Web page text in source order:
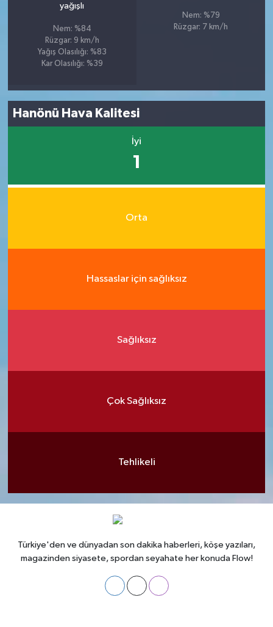
yağışlı
Nem: %84
Rüzgar: 9 km/h
Yağış Olasılığı: %83
Kar Olasılığı: %39
Nem: %79
Rüzgar: 7 km/h
Hanönü Hava Kalitesi
İyi
1
Orta
Hassaslar için sağlıksız
Sağlıksız
Çok Sağlıksız
Tehlikeli
Türkiye'den ve dünyadan son dakika haberleri, köşe yazıları,
magazinden siyasete, spordan seyahate her konuda Flow!